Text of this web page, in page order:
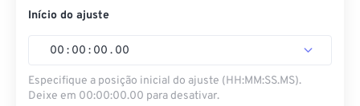
Início do ajuste
00 : 00 : 00 . 00
Especifique a posição inicial do ajuste (HH:MM:SS.MS).
Deixe em 00:00:00.00 para desativar.